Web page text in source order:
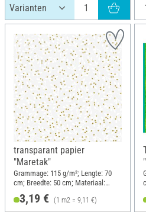
transparant papier
"Maretak"
Grammage: 115 g/m²; Lengte: 70
cm; Breedte: 50 cm; Materiaal:
Papier
3,19 € (1 m2 = 9,11 €)